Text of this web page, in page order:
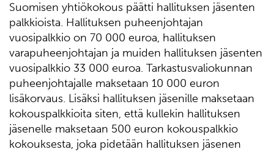
Suomisen yhtiökokous päätti hallituksen jäsenten
palkkioista. Hallituksen puheenjohtajan
vuosipalkkio on 70 000 euroa, hallituksen
varapuheenjohtajan ja muiden hallituksen jäsenten
vuosipalkkio 33 000 euroa. Tarkastusvaliokunnan
puheenjohtajalle maksetaan 10 000 euron
lisäkorvaus. Lisäksi hallituksen jäsenille maksetaan
kokouspalkkioita siten, että kullekin hallituksen
jäsenelle maksetaan 500 euron kokouspalkkio
kokouksesta, joka pidetään hallituksen jäsenen